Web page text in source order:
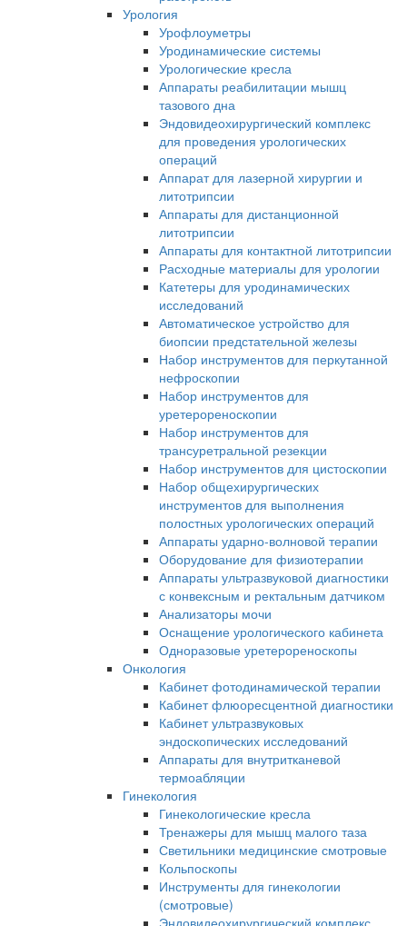
Урология
Урофлоуметры
Уродинамические системы
Урологические кресла
Аппараты реабилитации мышц
тазового дна
Эндовидеохирургический комплекс
для проведения урологических
операций
Аппарат для лазерной хирургии и
литотрипсии
Аппараты для дистанционной
литотрипсии
Аппараты для контактной литотрипсии
Расходные материалы для урологии
Катетеры для уродинамических
исследований
Автоматическое устройство для
биопсии предстательной железы
Набор инструментов для перкутанной
нефроскопии
Набор инструментов для
уретерореноскопии
Набор инструментов для
трансуретральной резекции
Набор инструментов для цистоскопии
Набор общехирургических
инструментов для выполнения
полостных урологических операций
Аппараты ударно-волновой терапии
Оборудование для физиотерапии
Аппараты ультразвуковой диагностики
с конвексным и ректальным датчиком
Анализаторы мочи
Оснащение урологического кабинета
Одноразовые уретерореноскопы
Онкология
Кабинет фотодинамической терапии
Кабинет флюоресцентной диагностики
Кабинет ультразвуковых
эндоскопических исследований
Аппараты для внутритканевой
термоабляции
Гинекология
Гинекологические кресла
Тренажеры для мышц малого таза
Светильники медицинские смотровые
Кольпоскопы
Инструменты для гинекологии
(смотровые)